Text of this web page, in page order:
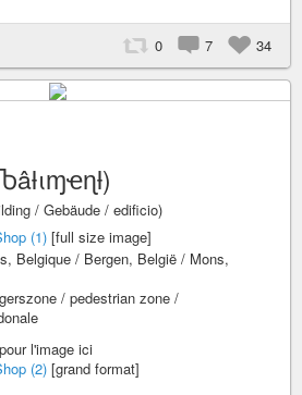
0 7 34
/ Gebäude / edificio)
(1) [full size image]
Belgique / Bergen, België / Mons,
/ pedestrian zone /
(2) [grand format]